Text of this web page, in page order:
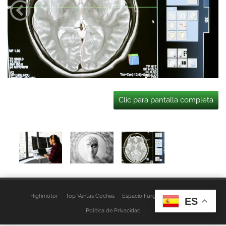
Clic para pantalla completa
Highmotor Top Ventas Coches Espacio Furgo Aviso Legal
Política de Privacidad
ES